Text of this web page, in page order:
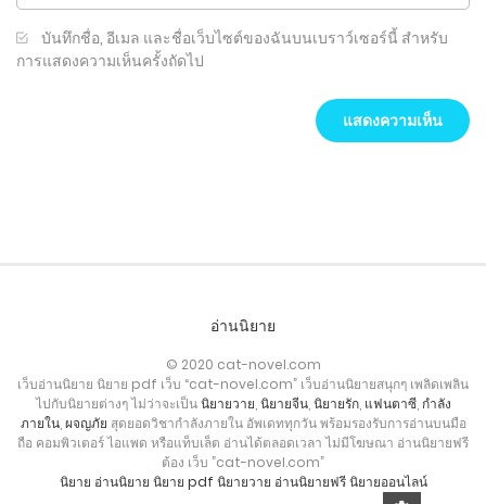
บันทึกชื่อ, อีเมล และชื่อเว็บไซต์ของฉันบนเบราว์เซอร์นี้ สำหรับ
การแสดงความเห็นครั้งถัดไป
อ่านนิยาย
© 2020 cat-novel.com
เว็บอ่านนิยาย นิยาย pdf เว็บ “cat-novel.com” เว็บอ่านนิยายสนุกๆ เพลิดเพลิน
ไปกับนิยายต่างๆ ไม่ว่าจะเป็นนิยายวาย นิยายจีน, นิยายรัก, แฟนตาซี, กำลัง
ภายใน, ผจญภัย สุดยอดวิชากำลังภายใน อัพเดททุกวัน พร้อมรองรับการอ่านบนมือ
ถือ คอมพิวเตอร์ ไอแพด หรือแท็บเล็ต อ่านได้ตลอดเวลา ไม่มีโฆษณา อ่านนิยายฟรี
ต้อง เว็บ ”cat-novel.com”
นิยาย อ่านนิยาย นิยาย pdf นิยายวาย อ่านนิยายฟรี นิยายออนไลน์